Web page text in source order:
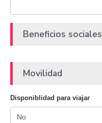
Beneficios sociales
Movilidad
Disponiblidad para viajar